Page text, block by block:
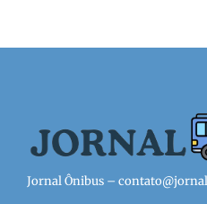
Jornal Ônibus –